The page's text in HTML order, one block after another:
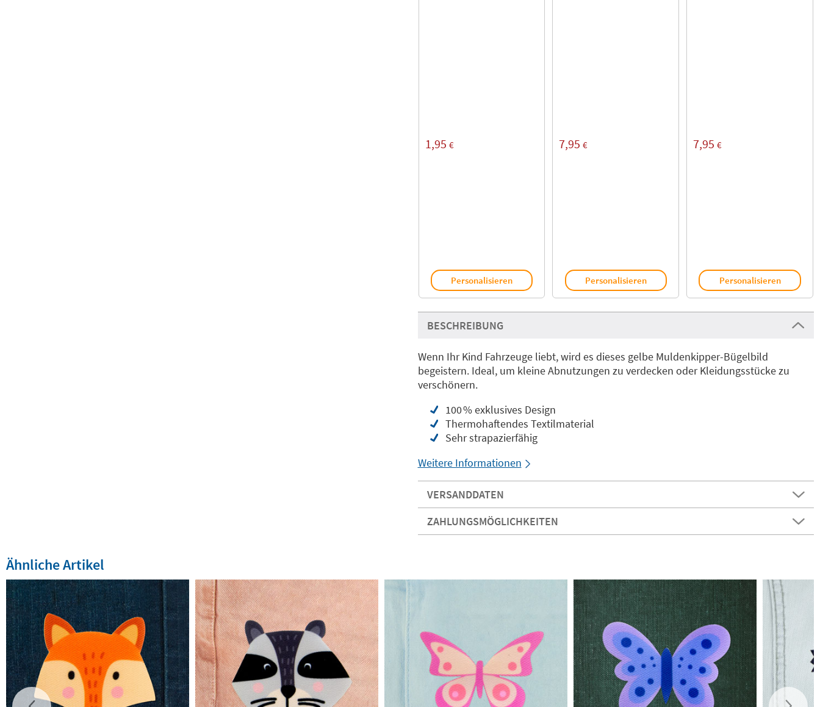
1,95 €
Personalisieren
7,95 €
Personalisieren
7,95 €
Personalisieren
BESCHREIBUNG
Wenn Ihr Kind Fahrzeuge liebt, wird es dieses gelbe Muldenkipper-Bügelbild
begeistern. Ideal, um kleine Abnutzungen zu verdecken oder Kleidungsstücke zu
verschönern.
100 % exklusives Design
Thermohaftendes Textilmaterial
Sehr strapazierfähig
Weitere Informationen
VERSANDDATEN
ZAHLUNGSMÖGLICHKEITEN
Ähnliche Artikel